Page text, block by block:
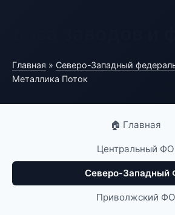
Главная » Северо-Западный
Металлика Поток
🏠 Главная
Центральный ФО
Северо-Западный
Приволжский ФО